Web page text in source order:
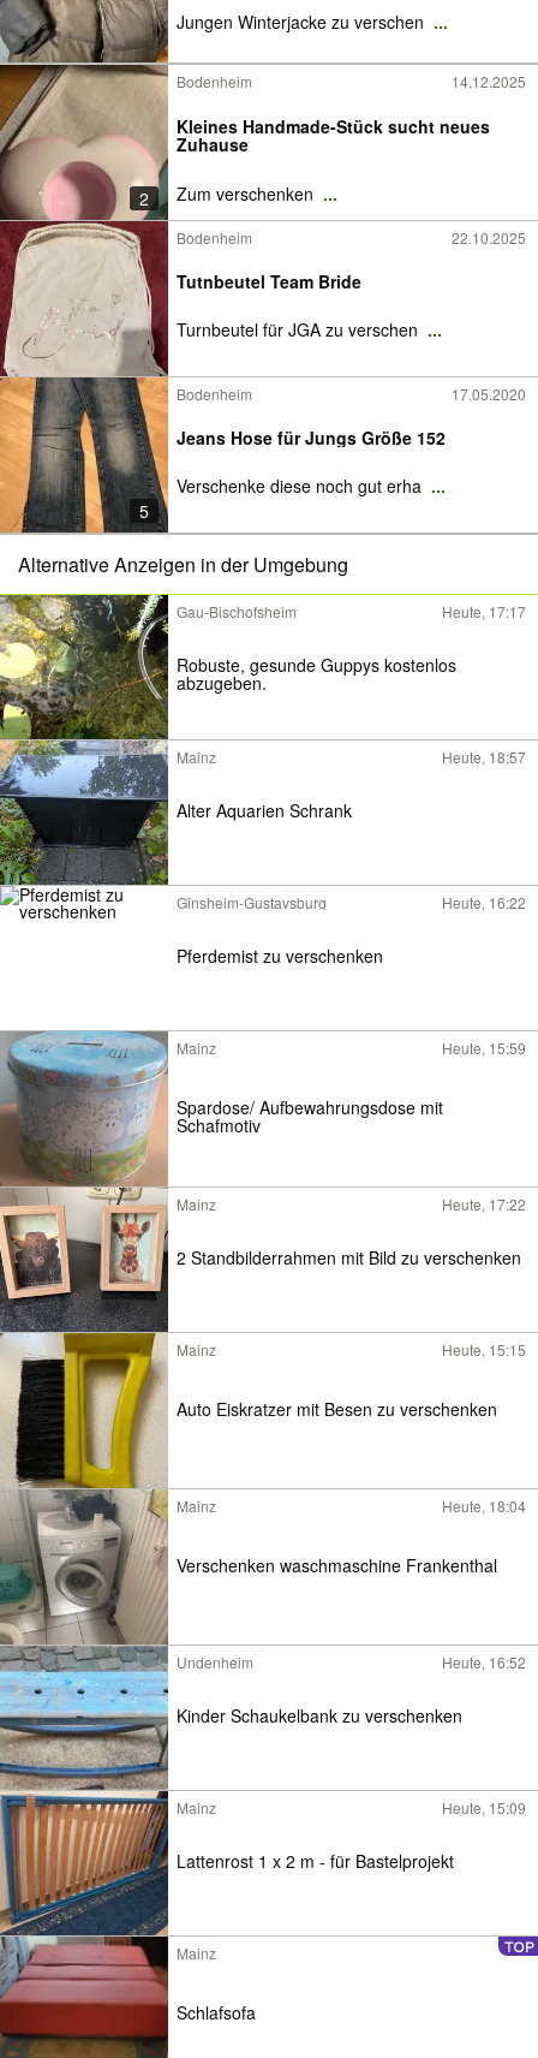
Jungen Winterjacke zu verschen ...
2
Bodenheim 14.12.2025
Kleines Handmade-Stück sucht neues
Zuhause
Zum verschenken ...
Bodenheim 22.10.2025
Tutnbeutel Team Bride
Turnbeutel für JGA zu verschen ...
5
Bodenheim 17.05.2020
Jeans Hose für Jungs Größe 152￼
Verschenke diese noch gut erha ...
Alternative Anzeigen in der Umgebung
Gau-Bischofsheim Heute, 17:17
Robuste, gesunde Guppys kostenlos
abzugeben.
Mainz Heute, 18:57
Alter Aquarien Schrank
Ginsheim-Gustavsburg Heute, 16:22
Pferdemist zu verschenken
Mainz Heute, 15:59
Spardose/ Aufbewahrungsdose mit
Schafmotiv
Mainz Heute, 17:22
2 Standbilderrahmen mit Bild zu verschenken
Mainz Heute, 15:15
Auto Eiskratzer mit Besen zu verschenken
Mainz Heute, 18:04
Verschenken waschmaschine Frankenthal
Undenheim Heute, 16:52
Kinder Schaukelbank zu verschenken
Mainz Heute, 15:09
Lattenrost 1 x 2 m - für Bastelprojekt
Mainz
Schlafsofa